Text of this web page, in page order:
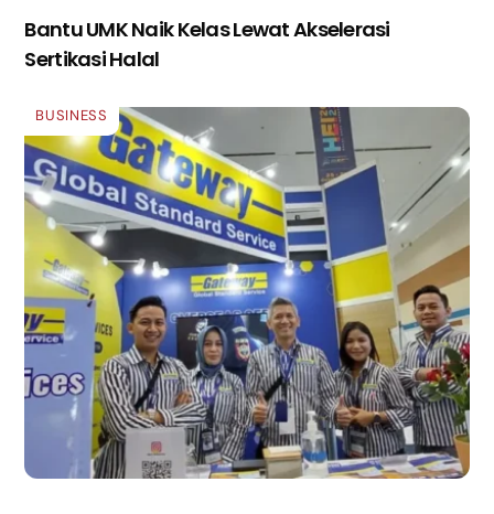
Bantu UMK Naik Kelas Lewat Akselerasi
Sertikasi Halal
BUSINESS